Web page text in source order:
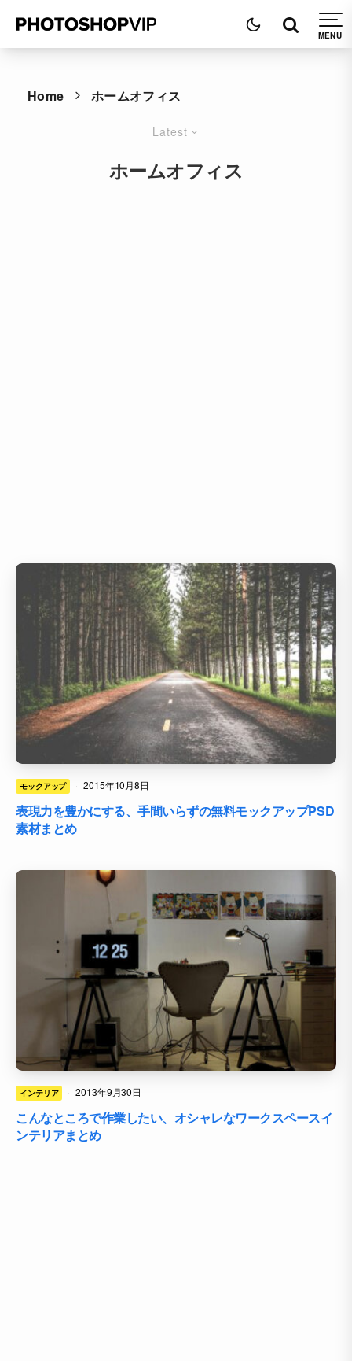
Home ホームオフィス
Latest
ホームオフィス
モックアップ · 2015年10月8日
表現力を豊かにする、手間いらずの無料モックアップPSD
素材まとめ
インテリア · 2013年9月30日
こんなところで作業したい、オシャレなワークスペースイ
ンテリアまとめ